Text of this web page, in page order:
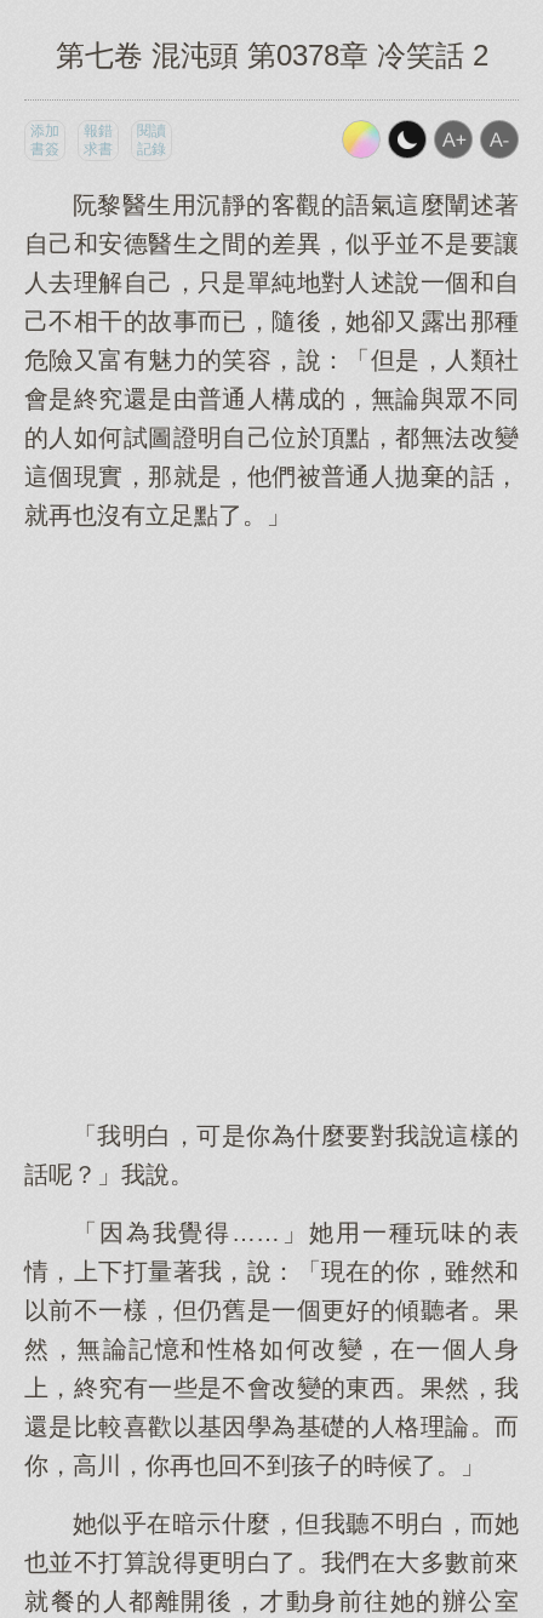
第七卷 混沌頭 第0378章 冷笑話 2
添加
書簽
報錯
求書
閱讀
記錄
阮黎醫生用沉靜的客觀的語氣這麼闡述著
自己和安德醫生之間的差異，似乎並不是要讓
人去理解自己，只是單純地對人述說一個和自
己不相干的故事而已，隨後，她卻又露出那種
危險又富有魅力的笑容，說：「但是，人類社
會是終究還是由普通人構成的，無論與眾不同
的人如何試圖證明自己位於頂點，都無法改變
這個現實，那就是，他們被普通人拋棄的話，
就再也沒有立足點了。」
「我明白，可是你為什麼要對我說這樣的
話呢？」我說。
「因為我覺得……」她用一種玩味的表
情，上下打量著我，說：「現在的你，雖然和
以前不一樣，但仍舊是一個更好的傾聽者。果
然，無論記憶和性格如何改變，在一個人身
上，終究有一些是不會改變的東西。果然，我
還是比較喜歡以基因學為基礎的人格理論。而
你，高川，你再也回不到孩子的時候了。」
她似乎在暗示什麼，但我聽不明白，而她
也並不打算說得更明白了。我們在大多數前來
就餐的人都離開後，才動身前往她的辦公室